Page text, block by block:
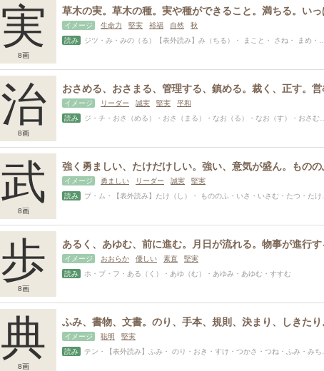
実
8画
イメージ 生命力 堅実 裕福 自然
秋
読み
ジツ・み・みの（る）【表外読み】み（ちる）・ まこと・ さね・ まめ・これ・さね・ちか・つね・なお・のり・ま・みつ・みのる・みる
治
8画
イメージ リーダー 誠実 堅実
平和
読み
ジ・チ・おさ（める）・おさ（まる）・なお（る）・なお（す）・おさむ・さだ・ず・ただす・つぐ・とお・のぶ・はる・よし
武
8画
イメージ 勇ましい リーダー 誠実
堅実
読み
ブ・ム・【表外読み】たけ（し）・ もののふ・いさ・いさむ・たつ・たけ・たけし・たける・ふか
歩
8画
イメージ おおらか 優しい 素直
堅実
読み
ホ・ブ・フ・ある（く）・あゆ（む）・あゆみ・あゆむ・すすむ
典
8画
イメージ 聡明
堅実
読み
テン・【表外読み】ふみ・ のり・おき・すけ・つかさ・つね・ふみ・みち・もり・よし・より